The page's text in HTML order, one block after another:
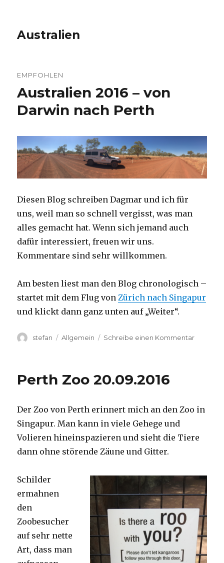
Australien
EMPFOHLEN
Australien 2016 – von
Darwin nach Perth
Diesen Blog schreiben Dagmar und ich für
uns, weil man so schnell vergisst, was man
alles gemacht hat. Wenn sich jemand auch
dafür interessiert, freuen wir uns.
Kommentare sind sehr willkommen.
Am besten liest man den Blog chronologisch –
startet mit dem Flug vonZürich nach Singapur
und klickt dann ganz unten auf „Weiter“.
Autor
stefan Kategorien
Allgemein Schreibe einen Kommentarzu
Perth
Perth Zoo 20.09.2016
Der Zoo von Perth erinnert mich an den Zoo in
Singapur. Man kann in viele Gehege und
Volieren hineinspazieren und sieht die Tiere
dann ohne störende Zäune und Gitter.
Schilder
ermahnen
den
Zoobesucher
auf sehr nette
Art, dass man